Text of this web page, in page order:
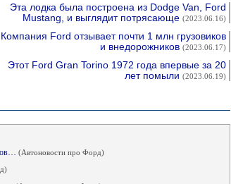
Эта лодка была построена из Dodge Van, Ford
Mustang, и выглядит потрясающе (2023.06.16)
Компания Ford отзывает почти 1 млн грузовиков
и внедорожников (2023.06.17)
Этот Ford Gran Torino 1972 года впервые за 20
лет помыли (2023.06.19)
(Автоновости про Форд)